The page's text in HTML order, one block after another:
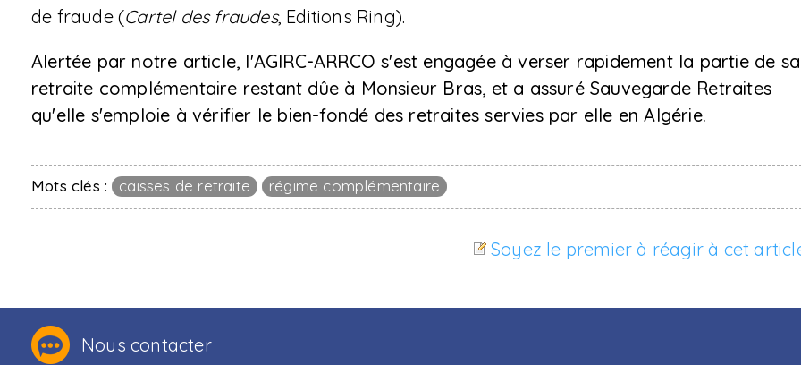
de fraude (Cartel des fraudes, Editions Ring).
Alertée par notre article, l'AGIRC-ARRCO s'est engagée à verser rapidement la partie de sa
retraite complémentaire restant dûe à Monsieur Bras, et a assuré Sauvegarde Retraites
qu'elle s'emploie à vérifier le bien-fondé des retraites servies par elle en Algérie.
Mots clés : caisses de retraite régime complémentaire
Soyez le premier à réagir à cet
Nous contacter